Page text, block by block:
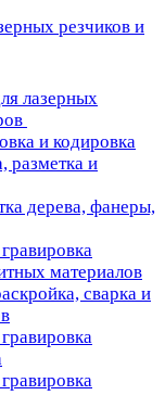
резчиков и
лазерных
и кодировка
разметка и
дерева, фанеры,
материалов
сварка и